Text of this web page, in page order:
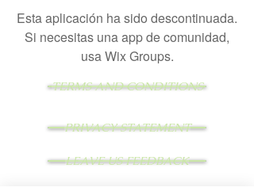
Esta aplicación ha sido descontinuada.
Si necesitas una app de comunidad,
usa Wix Groups.
TERMS AND CONDITIONS
PRIVACY STATEMENT
LEAVE US FEEDBACK